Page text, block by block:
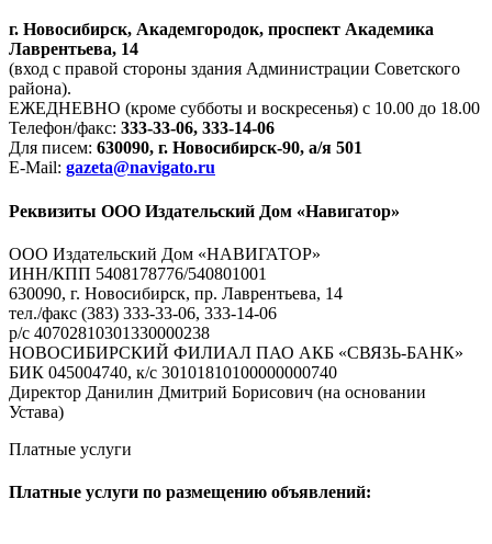
г. Новосибирск, Академгородок, проспект Академика
Лаврентьева, 14
(вход с правой стороны здания Администрации Советского
района).
ЕЖЕДНЕВНО (кроме субботы и воскресенья) с 10.00 до 18.00
Телефон/факс: 333-33-06, 333-14-06
Для писем: 630090, г. Новосибирск-90, а/я 501
E-Mail: gazeta@navigato.ru
Реквизиты ООО Издательский Дом «Навигатор»
ООО Издательский Дом «НАВИГАТОР»
ИНН/КПП 5408178776/540801001
630090, г. Новосибирск, пр. Лаврентьева, 14
тел./факс (383) 333-33-06, 333-14-06
р/с 40702810301330000238
НОВОСИБИРСКИЙ ФИЛИАЛ ПАО АКБ «СВЯЗЬ-БАНК»
БИК 045004740, к/с 30101810100000000740
Директор Данилин Дмитрий Борисович (на основании
Устава)
Платные услуги
Платные услуги по размещению объявлений: